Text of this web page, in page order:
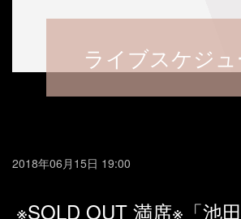
ライブスケジ
2018年06月15日 19:00
※SOLD OUT 満席※「池